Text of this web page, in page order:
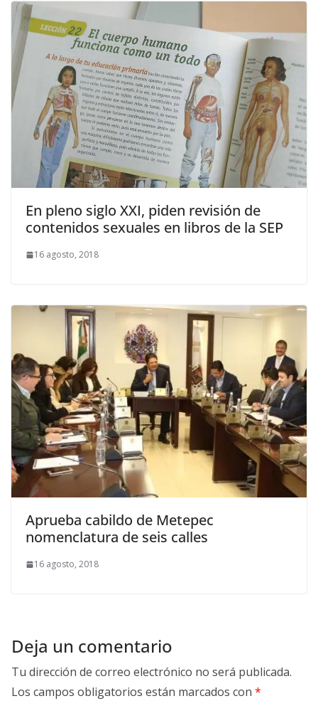
En pleno siglo XXI, piden revisión de
contenidos sexuales en libros de la SEP
16 agosto, 2018
Aprueba cabildo de Metepec
nomenclatura de seis calles
16 agosto, 2018
Deja un comentario
Tu dirección de correo electrónico no será publicada.
Los campos obligatorios están marcados con *